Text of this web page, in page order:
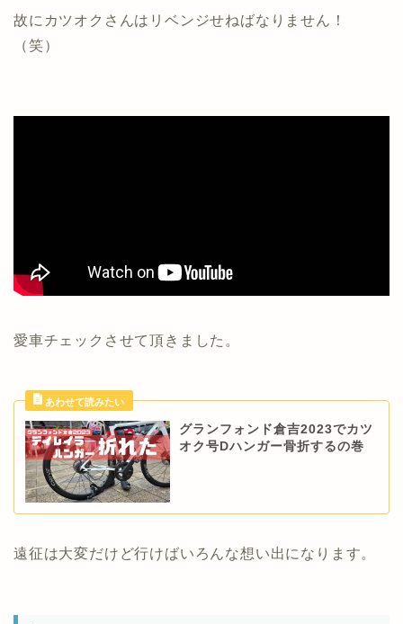
故にカツオクさんはリベンジせねばなりません！
（笑）
愛車チェックさせて頂きました。
グランフォンド倉吉2023でカツ
オク号Dハンガー骨折するの巻
遠征は大変だけど行けばいろんな想い出になります。